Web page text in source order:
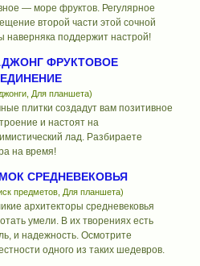
— море фруктов. Регулярное
второй части этой сочной
наверняка поддержит настрой!
ФРУКТОВОЕ
Для планшета)
плитки создадут вам позитивное
и настоят на
лад. Разбираете
на время!
СРЕДНЕВЕКОВЬЯ
предметов, Для планшета)
архитекторы средневековья
умели. В их творениях есть
и надежность. Осмотрите
одного из таких шедевров.